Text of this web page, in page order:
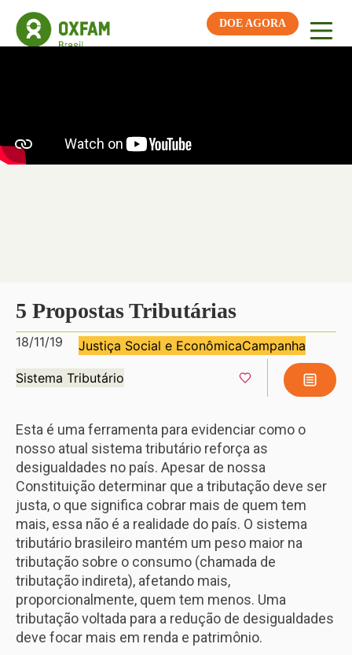
DOE AGORA
5 Propostas Tributárias
18/11/19 Justiça Social e EconômicaCampanha
Sistema Tributário
Esta é uma ferramenta para evidenciar como o
nosso atual sistema tributário reforça as
desigualdades no país. Apesar de nossa
Constituição determinar que a tributação deve ser
justa, o que significa cobrar mais de quem tem
mais, essa não é a realidade do país. O sistema
tributário brasileiro mantém um peso maior na
tributação sobre o consumo (chamada de
tributação indireta), afetando mais,
proporcionalmente, quem tem menos. Uma
tributação voltada para a redução de desigualdades
deve focar mais em renda e patrimônio.